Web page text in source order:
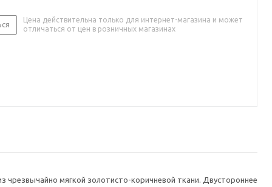
Цена действительна только для интернет-магазина и может
отличаться от цен в розничных магазинах
мягкой золотисто-коричневой ткани. Двустороннее